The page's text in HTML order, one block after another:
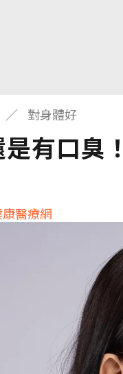
對身體好
有口臭
醫療網